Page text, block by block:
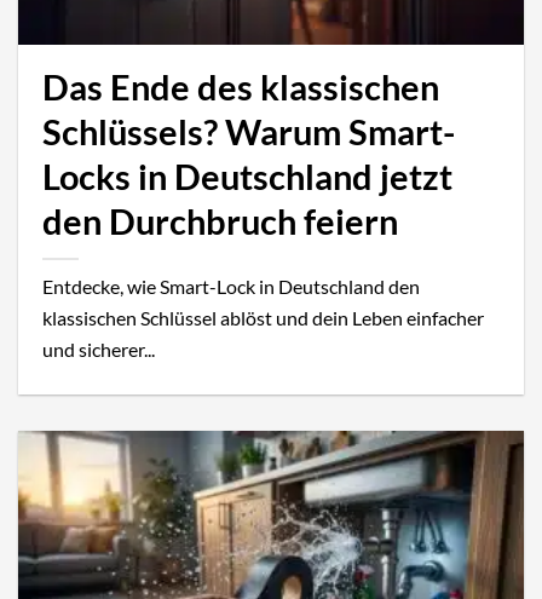
Das Ende des klassischen
Schlüssels? Warum Smart-
Locks in Deutschland jetzt
den Durchbruch feiern
Entdecke, wie Smart-Lock in Deutschland den
klassischen Schlüssel ablöst und dein Leben einfacher
und sicherer...